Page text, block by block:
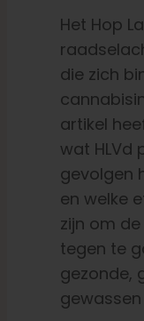
Behoud van
Neem
Winkel op
Nederlands
Zoeken:
Het Hop
die zich
artikel
wat HLVd
gevolgen
en welke
zijn om
tegen te
gezonde,